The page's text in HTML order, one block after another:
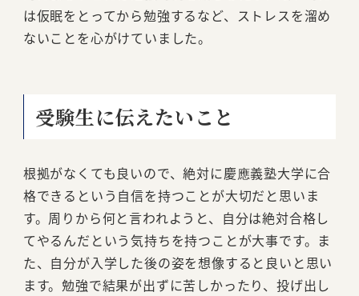
は仮眠をとってから勉強するなど、ストレスを溜め
ないことを心がけていました。
受験生に伝えたいこと
根拠がなくても良いので、絶対に慶應義塾大学に合
格できるという自信を持つことが大切だと思いま
す。周りから何と言われようと、自分は絶対合格し
てやるんだという気持ちを持つことが大事です。ま
た、自分が入学した後の姿を想像すると良いと思い
ます。勉強で結果が出ずに苦しかったり、投げ出し